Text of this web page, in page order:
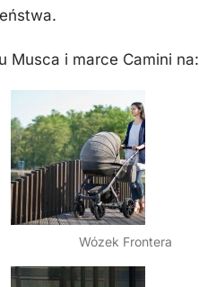
Musca i marce Camini na:
Wózek Frontera